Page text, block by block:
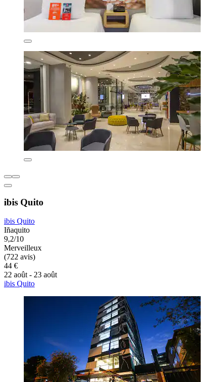
ibis Quito
ibis Quito
Iñaquito
9,2/10
Merveilleux
(722 avis)
44 €
22 août - 23 août
ibis Quito